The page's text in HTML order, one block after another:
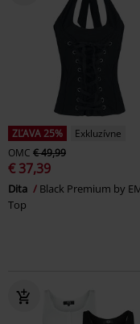
ZĽAVA 25%
Exkluzívne
OMC € 49,99
€ 37,39
Dita
Black Premium by
Top